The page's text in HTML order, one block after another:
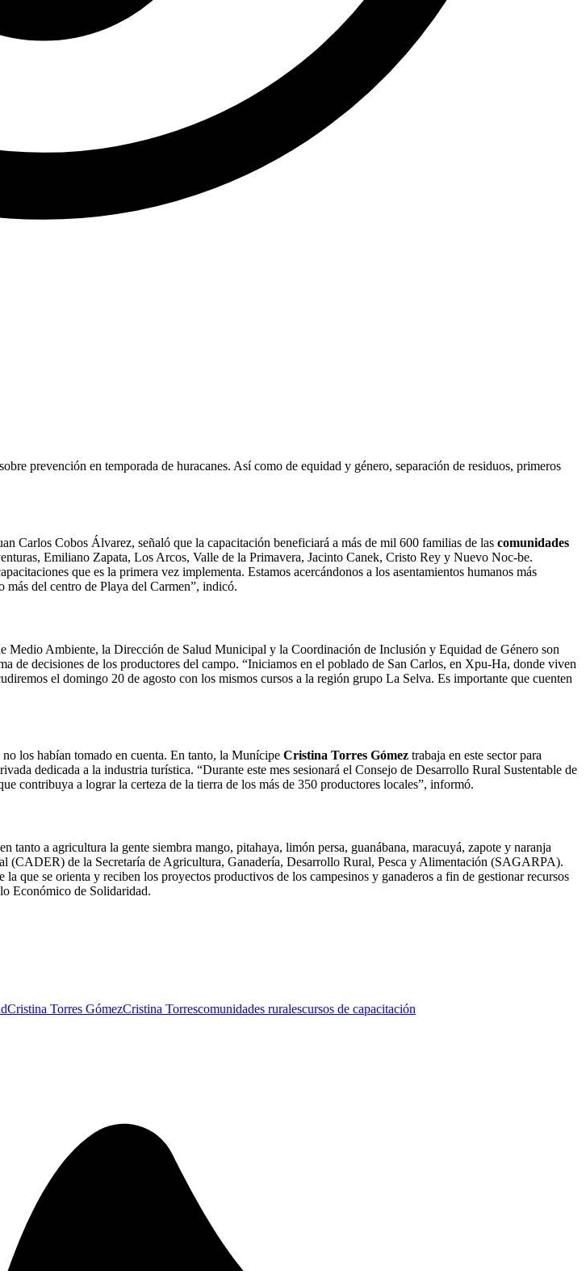
prevención en temporada de huracanes. Así como de equidad y género, separación de residuos, primeros
Carlos Cobos Álvarez, señaló que la capacitación beneficiará a más de mil 600 familias de las comunidades
Emiliano Zapata, Los Arcos, Valle de la Primavera, Jacinto Canek, Cristo Rey y Nuevo Noc-be.
que es la primera vez implementa. Estamos acercándonos a los asentamientos humanos más
más del centro de Playa del Carmen”, indicó.
Ambiente, la Dirección de Salud Municipal y la Coordinación de Inclusión y Equidad de Género son
de decisiones de los productores del campo. “Iniciamos en el poblado de San Carlos, en Xpu-Ha, donde viven
el domingo 20 de agosto con los mismos cursos a la región grupo La Selva. Es importante que cuenten
los habían tomado en cuenta. En tanto, la Munícipe Cristina Torres Gómez trabaja en este sector para
dedicada a la industria turística. “Durante este mes sesionará el Consejo de Desarrollo Rural Sustentable de
contribuya a lograr la certeza de la tierra de los más de 350 productores locales”, informó.
a agricultura la gente siembra mango, pitahaya, limón persa, guanábana, maracuyá, zapote y naranja
(CADER) de la Secretaría de Agricultura, Ganadería, Desarrollo Rural, Pesca y Alimentación (SAGARPA).
la que se orienta y reciben los proyectos productivos de los campesinos y ganaderos a fin de gestionar recursos
Económico de Solidaridad.
Cristina Torres GómezCristina Torrescomunidades ruralescursos de capacitación